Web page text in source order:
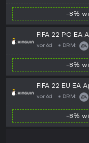
-8%
FIFA 22 PC EA
vor 6d DRM:
-8%
FIFA 22 EU EA
vor 6d DRM:
-8%